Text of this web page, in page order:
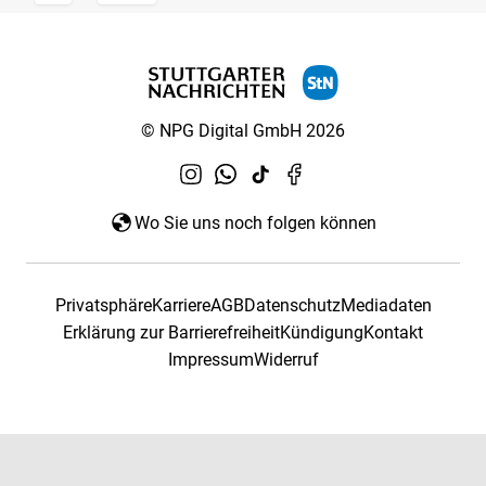
© NPG Digital GmbH 2026
Wo Sie uns noch folgen können
PrivatsphäreKarriereAGBDatenschutzMediadaten
Erklärung zur BarrierefreiheitKündigungKontakt
ImpressumWiderruf